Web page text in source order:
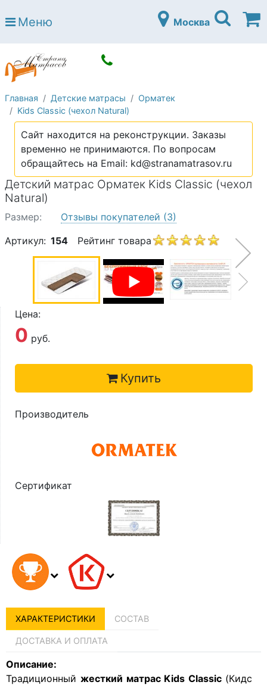
Страна матрасов
Open submenu (Матрасы)
Open submenu (Кровати)
Кровати
Open submenu (Аксессуары)
Open submenu (Диваны)
Диваны
Open submenu (Постельное белье)
Постельное белье
Open submenu (Мебель)
Мебель
Open submenu (Основания)
Основания
Open submenu (Детские матрасы)
Детские матрасы
Open submenu (Детские кровати)
Детские кровати
Open submenu (Шкафы)
О компании
Контакты
Меню Москва
Главная Детские матрасы
Орматек
Kids Classic (чехол Natural)
Сайт находится на реконструкции. Заказы
временно не принимаются. По вопросам
обращайтесь на Email: kd@stranamatrasov.ru
Детский матрас Орматек Kids Classic (чехол
Natural)
Размер: Отзывы покупателей (3)
Артикул: 154 Рейтинг товара
Цена:
0 руб.
Купить
Производитель
Сертификат
ХАРАКТЕРИСТИКИ СОСТАВ
ДОСТАВКА И ОПЛАТА
Описание:
Традиционный жесткий матрас Kids Classic (Кидс